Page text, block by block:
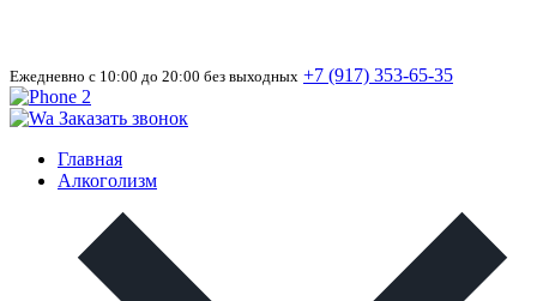
Ежедневно с 10:00 до 20:00 без выходных +7 (917) 353-65-35
Заказать звонок
Главная
Алкоголизм